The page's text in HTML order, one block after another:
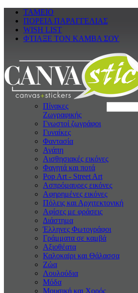
ΤΑΜΕΙΟ
ΠΟΡΕΙΑ ΠΑΡΑΓΓΕΛΙΑΣ
WISH LIST
ΦΤΙΑΞΕ ΤΟΝ ΚΑΜΒΑ ΣΟΥ
Πίνακες
Ζωγραφικής
Γνωστοί ζωγράφοι
Γυναίκες
Φαντασία
Αγάπη
Αισθησιακές εικόνες
Φαγητά και ποτά
Pop Art - Street Art
Ασπρόμαυρες εικόνες
Αφηρημένες εικόνες
Πόλεις και Αρχιτεκτονική
Αφίσες με φράσεις
Διάστημα
Έλληνες Φωτογράφοι
Γράμματα σε καμβά
Αξιοθέατα
Καλοκαiρι και Θάλασσα
Ζώα
Λουλούδια
Μόδα
Μουσική και Χορός